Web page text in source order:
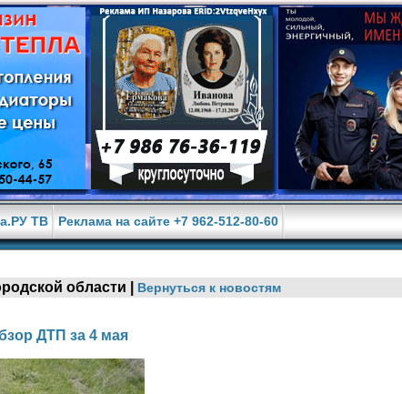
ТВ Реклама на сайте +7 962-512-80-60
области | Вернуться к новостям
ДТП за 4 мая